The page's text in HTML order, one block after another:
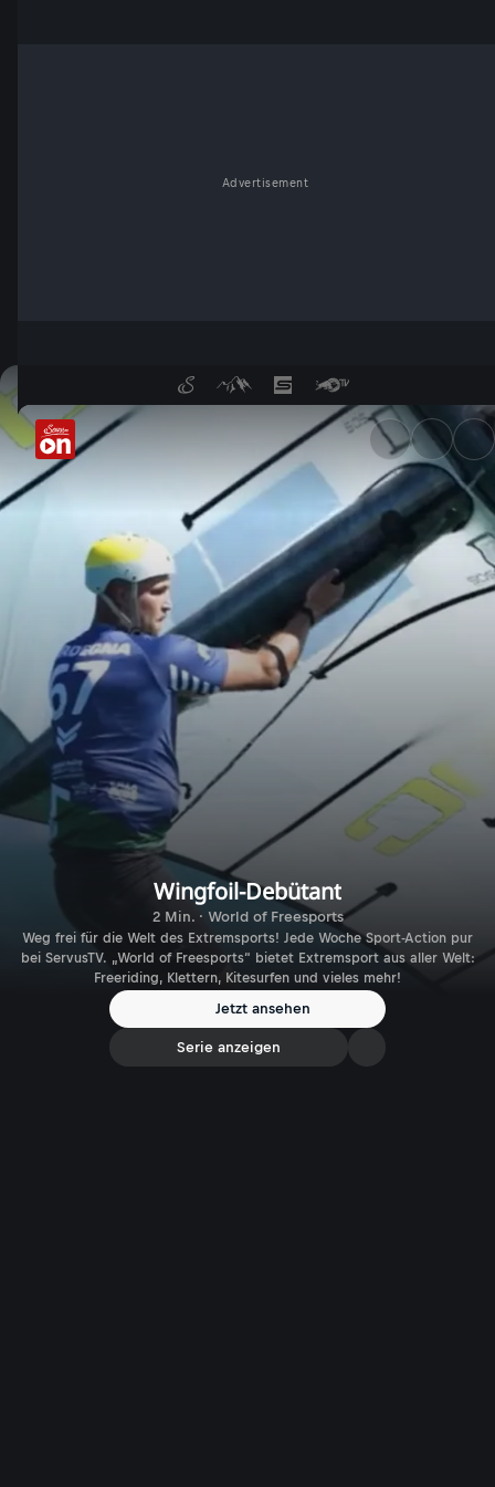
Advertisement
Wingfoil-Debütant -
Wingfoil-Debütant
2 Min. · World of Freesports
Weg frei für die Welt des Extremsports! Jede Woche Sport-Action pur
bei ServusTV. „World of Freesports“ bietet Extremsport aus aller Welt:
Freeriding, Klettern, Kitesurfen und vieles mehr!
Jetzt ansehen
Serie anzeigen